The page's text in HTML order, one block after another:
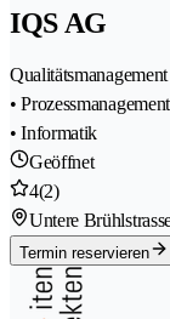
IQS AG
•
• Informatik
Geöffnet
4(2)
Untere
Termin reservieren